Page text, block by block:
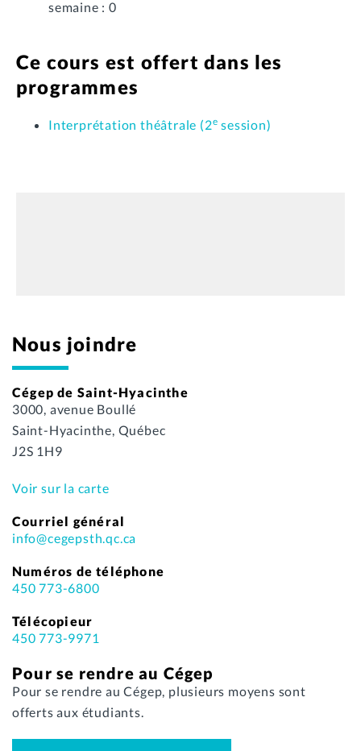
semaine : 0
Ce cours est offert dans les
programmes
Interprétation théâtrale (2e session)
Nous joindre
Cégep de Saint-Hyacinthe
3000, avenue Boullé
Saint-Hyacinthe, Québec
J2S 1H9
Voir sur la carte
Courriel général
info@cegepsth.qc.ca
Numéros de téléphone
450 773-6800
Télécopieur
450 773-9971
Pour se rendre au Cégep
Pour se rendre au Cégep, plusieurs moyens sont
offerts aux étudiants.